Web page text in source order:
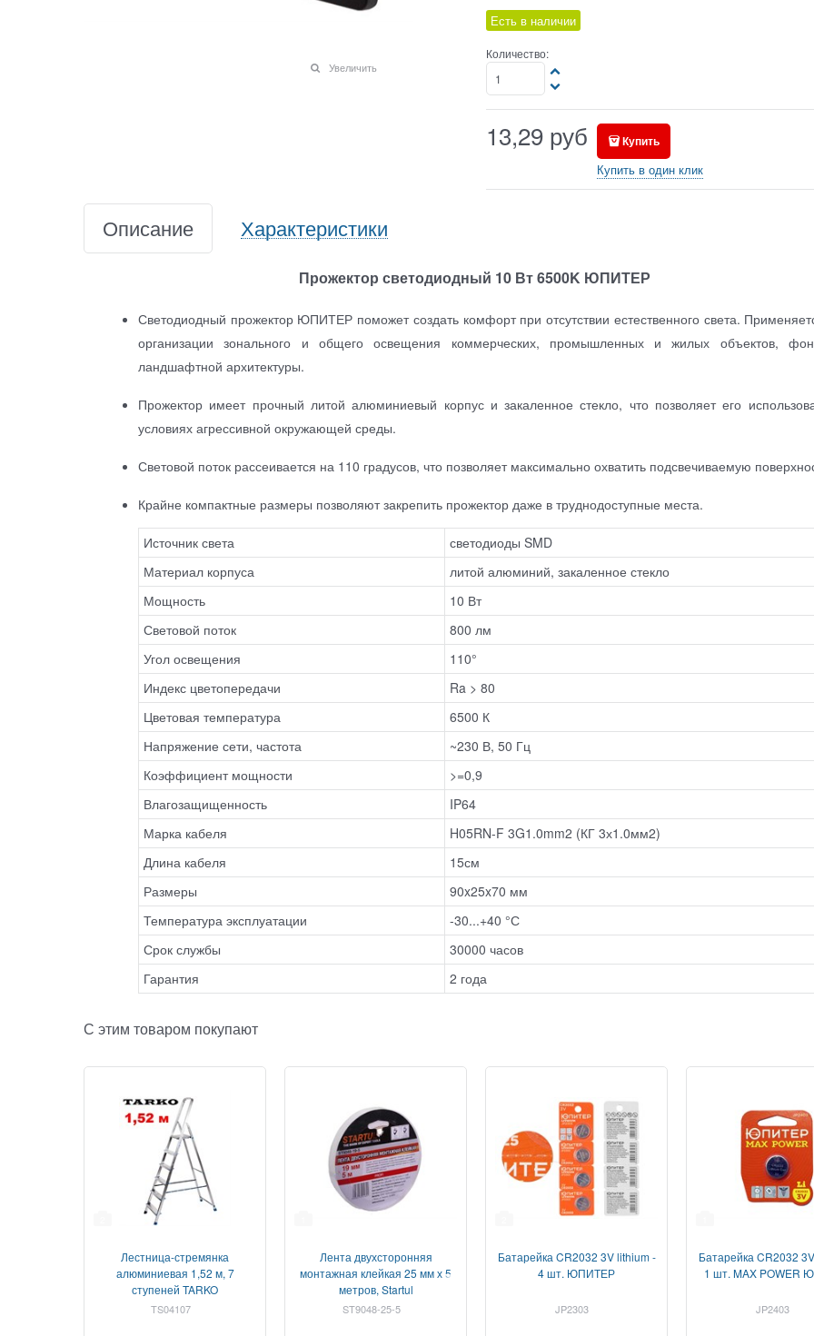
Увеличить
Есть в наличии
Количество:
13,29 руб Купить
Купить в один клик
Описание Характеристики
Прожектор светодиодный 10 Вт 6500K ЮПИТЕР
Светодиодный прожектор ЮПИТЕР поможет создать комфорт при отсутствии естественного света.
организации зонального и общего освещения коммерческих, промышленных и жилых объектов,
ландшафтной архитектуры.
Прожектор имеет прочный литой алюминиевый корпус и закаленное стекло, что позволяет его
условиях агрессивной окружающей среды.
Световой поток рассеивается на 110 градусов, что позволяет максимально охватить подсвечиваемую
Крайне компактные размеры позволяют закрепить прожектор даже в труднодоступные места.
Источник света
светодиоды SMD
Материал корпуса
литой алюминий, закаленное стекло
Мощность
10 Вт
Световой поток
800 лм
Угол освещения
110°
Индекс цветопередачи
Ra > 80
Цветовая температура
6500 К
Напряжение сети, частота
~230 В, 50 Гц
Коэффициент мощности
>=0,9
Влагозащищенность
IP64
Марка кабеля
H05RN-F 3G1.0mm2 (КГ 3х1.0мм2)
Длина кабеля
15см
Размеры
90x25x70 мм
Температура эксплуатации
-30...+40 °С
Срок службы
30000 часов
Гарантия
2 года
С этим товаром покупают
Лестница-стремянка
алюминиевая 1,52 м, 7
ступеней TARKO
TS04107
Лента двухсторонняя
монтажная клейкая 25 мм х 5
метров, Startul
ST9048-25-5
Батарейка CR2032 3V lithium -
4 шт. ЮПИТЕР
JP2303
Батарейка CR2032
1 шт. MAX POWER
JP2403